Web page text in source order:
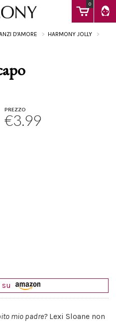
0
D'AMORE
HARMONY JOLLY
PREZZO
€3.99
mio padre?Lexi Sloane non